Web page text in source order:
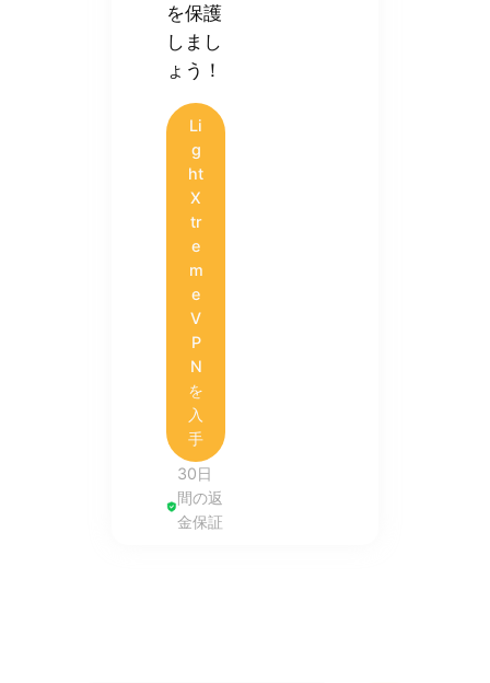
を保護
しまし
ょう！
Li
g
ht
X
tr
e
m
e
V
P
N
を
入
手
30日
間の返
金保証